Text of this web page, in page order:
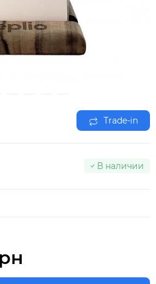
Trade-in
В наличии